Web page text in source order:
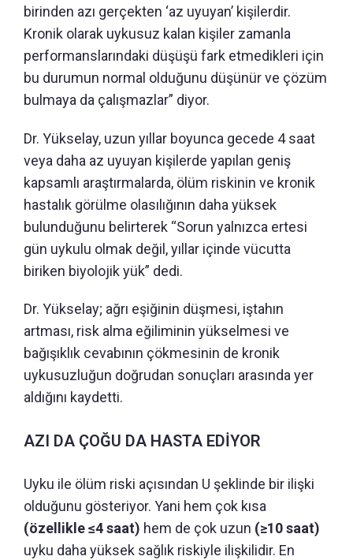
birinden azı gerçekten ‘az uyuyan’ kişilerdir.
Kronik olarak uykusuz kalan kişiler zamanla
performanslarındaki düşüşü fark etmedikleri için
bu durumun normal olduğunu düşünür ve çözüm
bulmaya da çalışmazlar” diyor.
Dr. Yükselay, uzun yıllar boyunca gecede 4 saat
veya daha az uyuyan kişilerde yapılan geniş
kapsamlı araştırmalarda, ölüm riskinin ve kronik
hastalık görülme olasılığının daha yüksek
bulunduğunu belirterek “Sorun yalnızca ertesi
gün uykulu olmak değil, yıllar içinde vücutta
biriken biyolojik yük” dedi.
Dr. Yükselay; ağrı eşiğinin düşmesi, iştahın
artması, risk alma eğiliminin yükselmesi ve
bağışıklık cevabının çökmesinin de kronik
uykusuzluğun doğrudan sonuçları arasında yer
aldığını kaydetti.
AZI DA ÇOĞU DA HASTA EDİYOR
Uyku ile ölüm riski açısından U şeklinde bir ilişki
olduğunu gösteriyor. Yani hem çok kısa
(özellikle ≤4 saat) hem de çok uzun (≥10 saat)
uyku daha yüksek sağlık riskiyle ilişkilidir. En